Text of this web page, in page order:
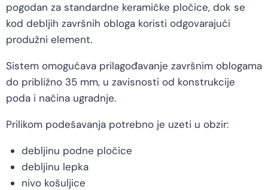
pogodan za standardne keramičke pločice, dok se
kod debljih završnih obloga koristi odgovarajući
produžni element.
Sistem omogućava prilagođavanje završnim oblogama
do približno 35 mm, u zavisnosti od konstrukcije
poda i načina ugradnje.
Prilikom podešavanja potrebno je uzeti u obzir:
debljinu podne pločice
debljinu lepka
nivo košuljice